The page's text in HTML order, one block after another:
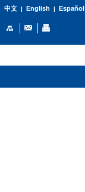
中文| English | Español